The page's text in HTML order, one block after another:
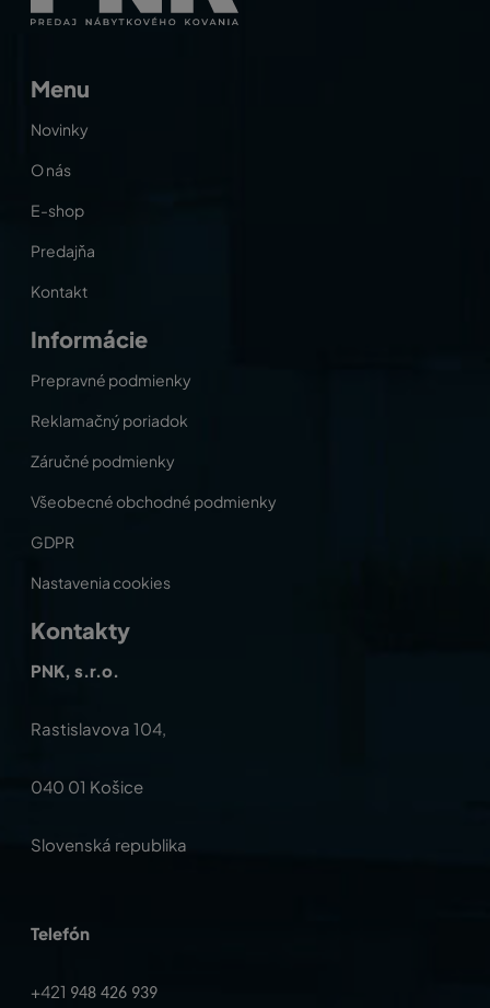
Menu
Novinky
O nás
E-shop
Predajňa
Kontakt
Informácie
Prepravné podmienky
Reklamačný poriadok
Záručné podmienky
Všeobecné obchodné podmienky
GDPR
Nastavenia cookies
Kontakty
PNK, s.r.o.
Rastislavova 104,
040 01 Košice
Slovenská republika
Telefón
+421 948 426 939